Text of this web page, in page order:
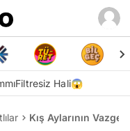
Filtresiz Hali😱
Kış Aylarının